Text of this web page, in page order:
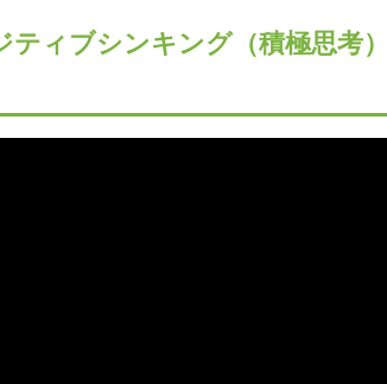
ティブシンキング（積極思考